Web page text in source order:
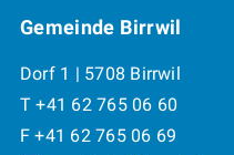
Footer
Gemeinde Birrwil
Dorf 1 | 5708 Birrwil
T +41 62 765 06 60
F +41 62 765 06 69